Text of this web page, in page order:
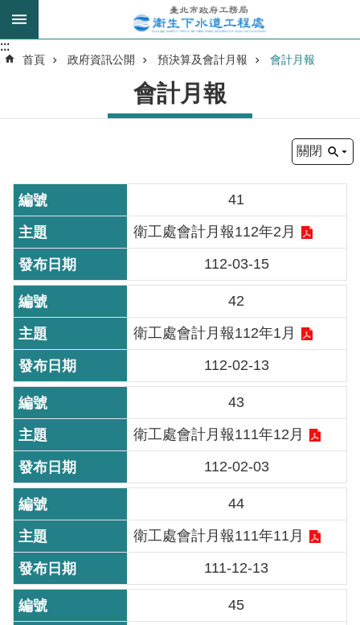
跳到主要內容區塊
進
的
身
分
是
公
告
訊
息
機
關
介
紹
業
務
資
訊
政
府
:::
:::
首頁 政府資訊公開 預決算及會計月報 會計月報
會計月報
關閉
41
衛工處會計月報112年2月
112-03-15
42
衛工處會計月報112年1月
112-02-13
43
衛工處會計月報111年12月
112-02-03
44
衛工處會計月報111年11月
111-12-13
45